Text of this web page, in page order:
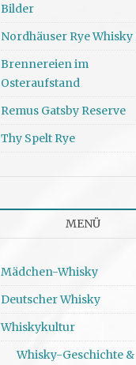
Bilder
Nordhäuser Rye Whisky
Brennereien im
Osteraufstand
Remus Gatsby Reserve
Thy Spelt Rye
MENÜ
Mädchen-Whisky
Deutscher Whisky
Whiskykultur
Whisky-Geschichte &